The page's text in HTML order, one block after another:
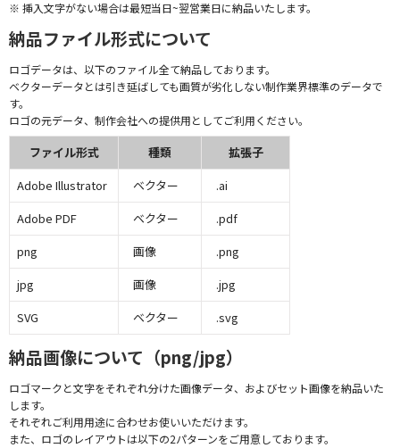
※ 挿入文字がない場合は最短当日~翌営業日に納品いたします。
納品ファイル形式について
ロゴデータは、以下のファイル全て納品しております。
ベクターデータとは引き延ばしても画質が劣化しない制作業界標準のデータで
す。
ロゴの元データ、制作会社への提供用としてご利用ください。
ファイル形式 種類
拡張子
Adobe Illustrator
ベクター
.ai
Adobe PDF
ベクター
.pdf
png
画像
.png
jpg
画像
.jpg
SVG
ベクター .svg
納品画像について（png/jpg）
ロゴマークと文字をそれぞれ分けた画像データ、およびセット画像を納品いた
します。
それぞれご利用用途に合わせお使いいただけます。
また、ロゴのレイアウトは以下の2パターンをご用意しております。